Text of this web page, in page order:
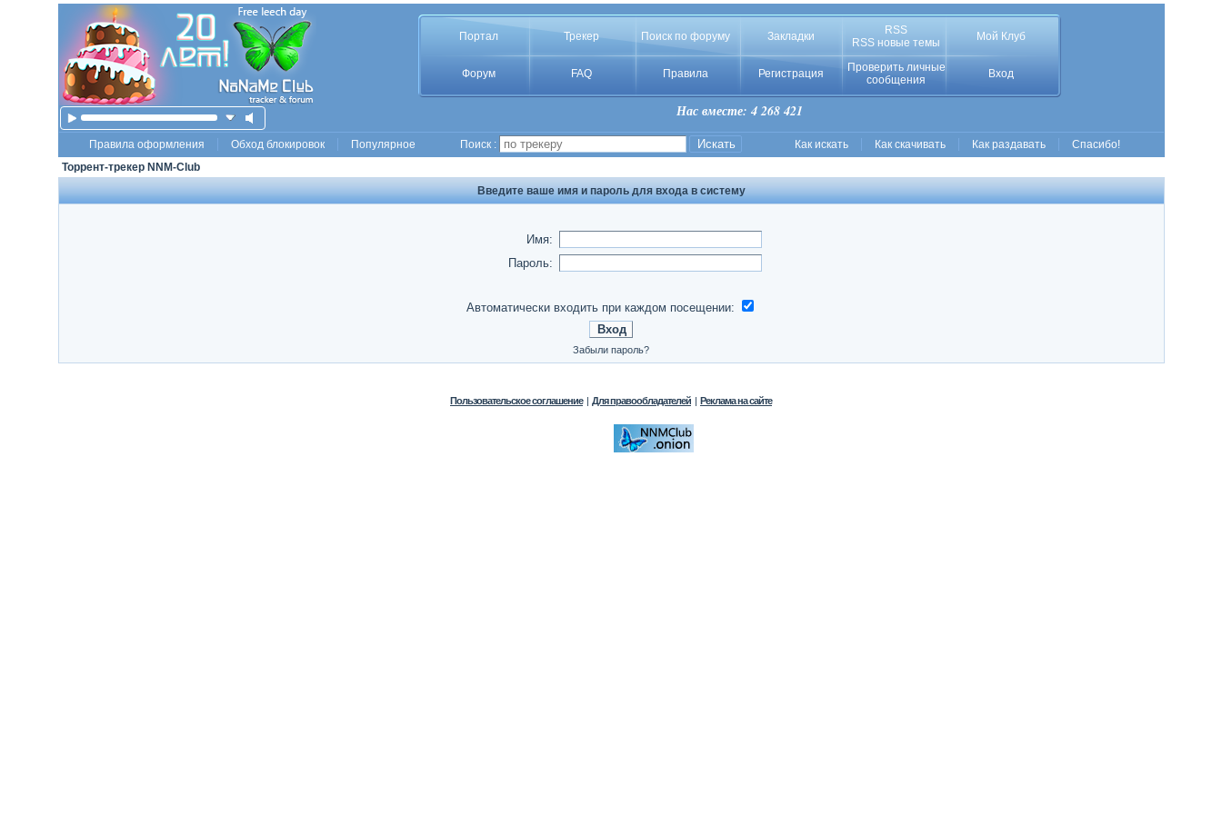
Портал Трекер Поиск по форуму Закладки
RSS
RSS новые темы
Мой Клуб
Форум FAQ Правила Регистрация
Проверить личные
сообщения
Вход
Нас вместе: 4 268 421
Правила оформления Обход блокировок Популярное Поиск : Как искать Как скачивать Как раздавать
Спасибо!
Торрент-трекер NNM-Club
Введите ваше имя и пароль для входа в систему
Имя:
Пароль:
Автоматически входить при каждом посещении:
Забыли пароль?
Пользовательское соглашение | Для правообладателей | Реклама на сайте